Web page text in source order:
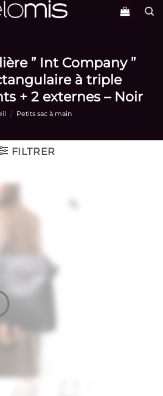
” Int Company ”
à triple
+ 2 externes – Noir
/ Petits sac à main
FILTRER